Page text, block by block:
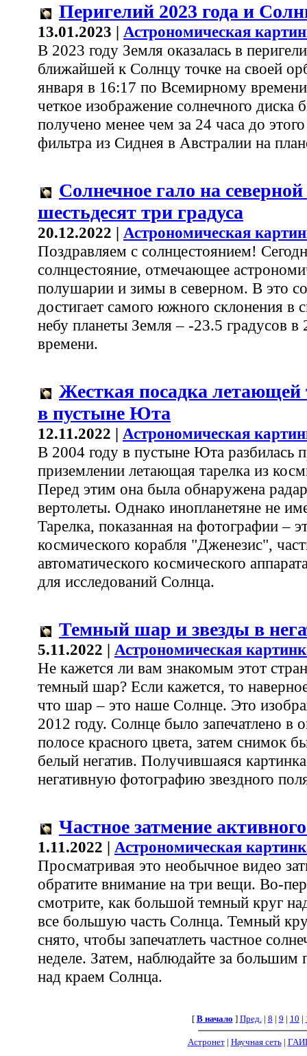
Перигелий 2023 года и
13.01.2023 | Астрономическая
В 2023 году Земля оказалась в
ближайшей к Солнцу точке на своей
января в 16:17 по Всемирному
четкое изображение солнечного диска
получено менее чем за 24 часа до
фильтра из Сиднея в Австралии на
Солнечное гало на
шестьдесят три градуса
20.12.2022 | Астрономическая
Поздравляем с солнцестоянием!
солнцестояние, отмечающее
полушарии и зимы в северном. В это
достигает самого южного склонения в
небу планеты Земля – -23.5 градусов
времени.
Жесткая посадка летающей
в пустыне Юта
12.11.2022 | Астрономическая
В 2004 году в пустыне Юта разбилась
приземлении летающая тарелка из
Перед этим она была обнаружена
вертолеты. Однако инопланетяне не
Тарелка, показанная на фотографии –
космического корабля "Дженезис",
автоматического космического
для исследований Солнца.
Темный шар и звезды в
5.11.2022 | Астрономическая
Не кажется ли вам знакомым этот
темный шар? Если кажется, то
что шар – это наше Солнце. Это
2012 году. Солнце было запечатлено в
полосе красного цвета, затем снимок
белый негатив. Получившаяся
негативную фотографию звездного
Частное затмение
1.11.2022 | Астрономическая
Просматривая это необычное видео
обратите внимание на три вещи. Во-
смотрите, как большой темный круг
все большую часть Солнца. Темный
снято, чтобы запечатлеть частное
неделе. Затем, наблюдайте за
над краем Солнца.
[ В начало ] Пред.| 8 | 9 | 10 |
Астронет| Научная сеть|